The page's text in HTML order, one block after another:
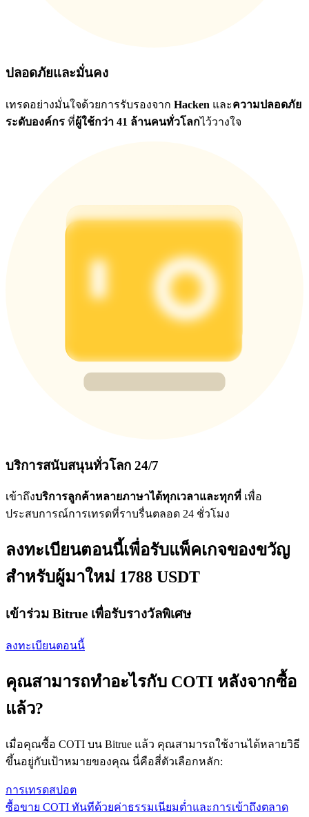
ปลอดภัยและมั่นคง
เทรดอย่างมั่นใจด้วยการรับรองจาก Hacken และความปลอดภัย
ระดับองค์กร ที่ผู้ใช้กว่า 41 ล้านคนทั่วโลกไว้วางใจ
บริการสนับสนุนทั่วโลก 24/7
เข้าถึงบริการลูกค้าหลายภาษาได้ทุกเวลาและทุกที่ เพื่อ
ประสบการณ์การเทรดที่ราบรื่นตลอด 24 ชั่วโมง
ลงทะเบียนตอนนี้เพื่อรับแพ็คเกจของขวัญ
สำหรับผู้มาใหม่ 1788 USDT
เข้าร่วม Bitrue เพื่อรับรางวัลพิเศษ
ลงทะเบียนตอนนี้
คุณสามารถทำอะไรกับ COTI หลังจากซื้อ
แล้ว?
เมื่อคุณซื้อ COTI บน Bitrue แล้ว คุณสามารถใช้งานได้หลายวิธี
ขึ้นอยู่กับเป้าหมายของคุณ นี่คือสี่ตัวเลือกหลัก:
การเทรดสปอต
ซื้อขาย COTI ทันทีด้วยค่าธรรมเนียมต่ำและการเข้าถึงตลาด